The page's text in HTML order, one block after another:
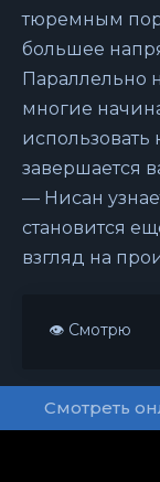
тюремным
большее
Параллельно
многие
завершается
— Нисан
становится
взгляд на
👁 Смотрю
Смотреть